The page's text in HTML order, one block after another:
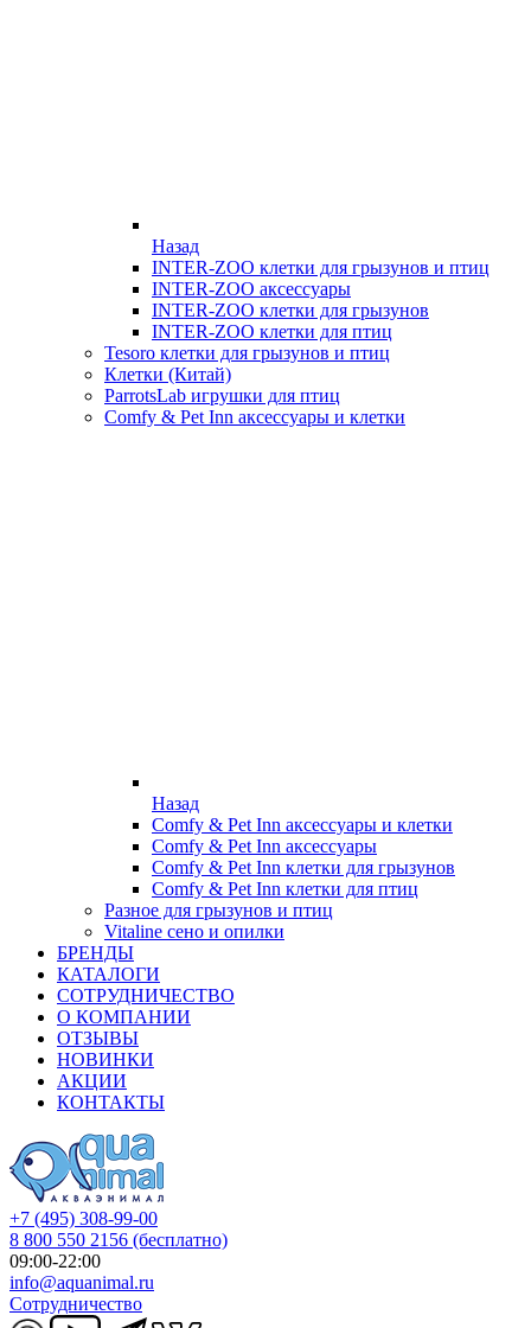
Назад
INTER-ZOO клетки для грызунов и птиц
INTER-ZOO аксессуары
INTER-ZOO клетки для грызунов
INTER-ZOO клетки для птиц
Tesoro клетки для грызунов и птиц
Клетки (Китай)
ParrotsLab игрушки для птиц
Comfy & Pet Inn аксессуары и клетки
Назад
Comfy & Pet Inn аксессуары и клетки
Comfy & Pet Inn аксессуары
Comfy & Pet Inn клетки для грызунов
Comfy & Pet Inn клетки для птиц
Разное для грызунов и птиц
Vitaline сено и опилки
БРЕНДЫ
КАТАЛОГИ
СОТРУДНИЧЕСТВО
О КОМПАНИИ
ОТЗЫВЫ
НОВИНКИ
АКЦИИ
КОНТАКТЫ
+7 (495) 308-99-00
8 800 550 2156 (бесплатно)
09:00-22:00
info@aquanimal.ru
Сотрудничество